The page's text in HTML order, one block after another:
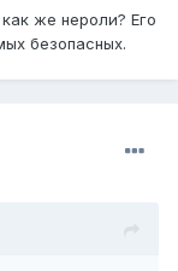
же нероли? Его
безопасных.